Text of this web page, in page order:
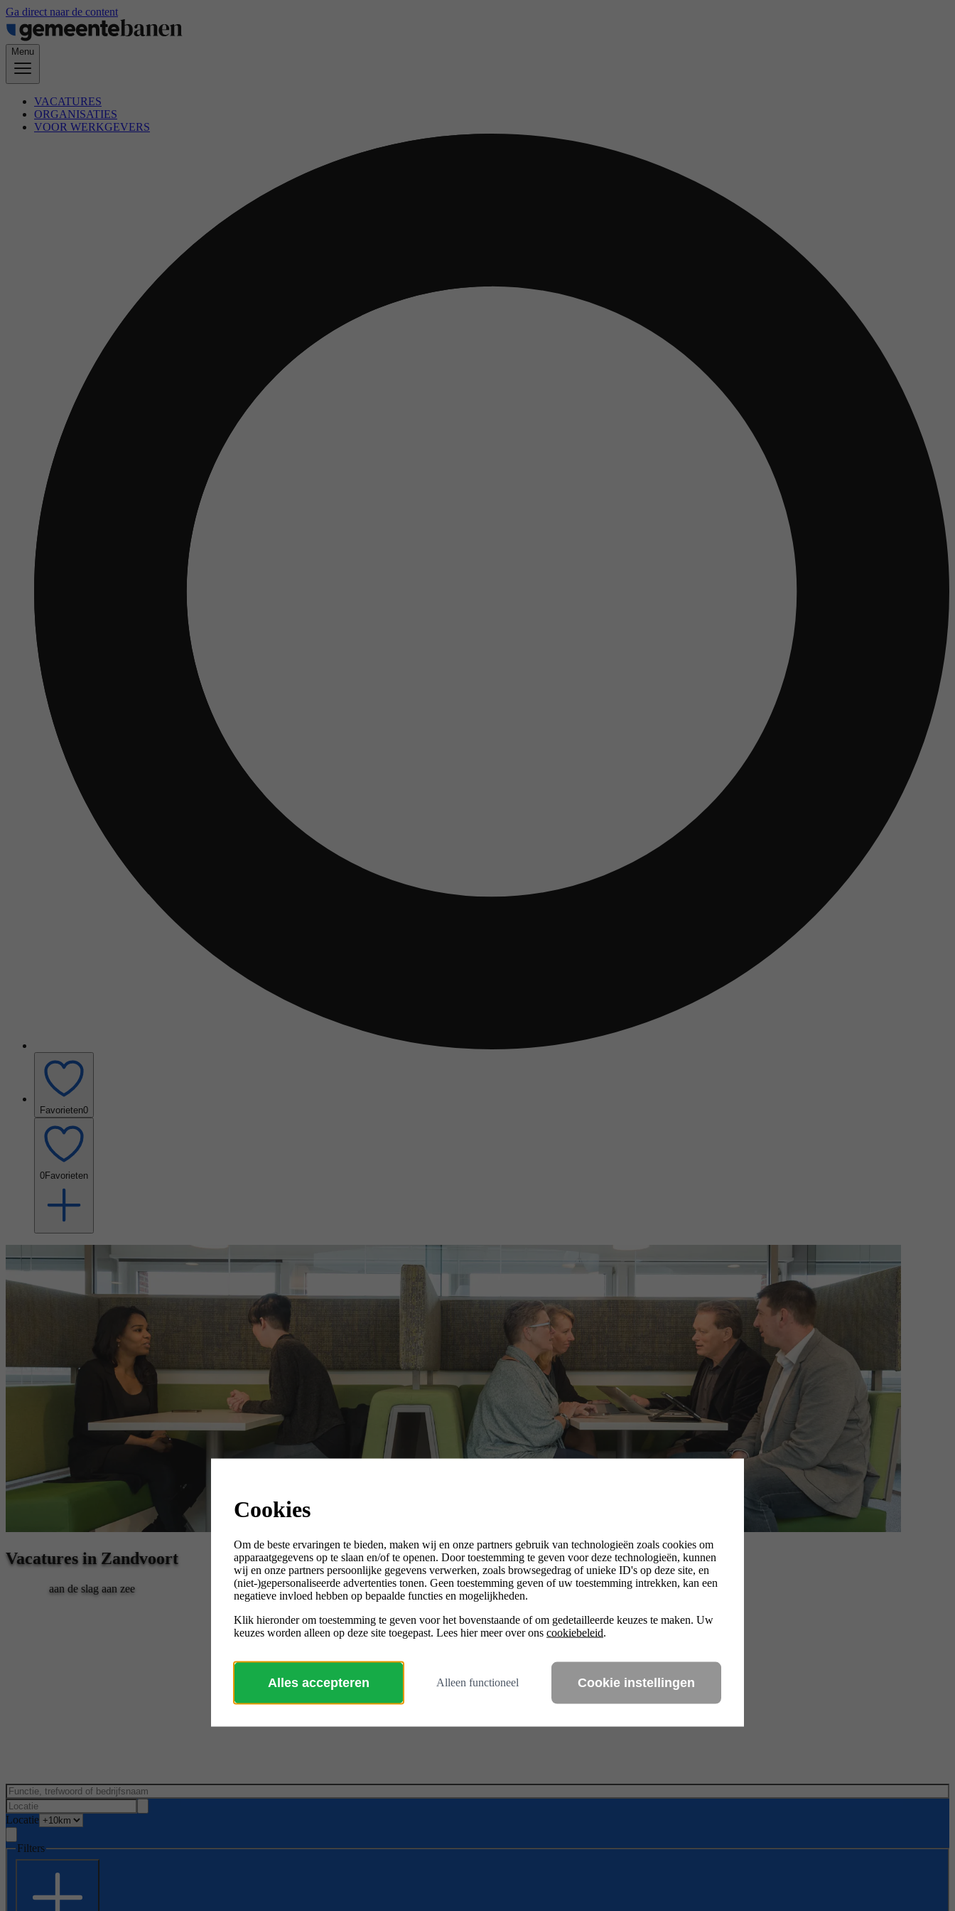
Ga direct naar de content
Menu
VACATURES
ORGANISATIES
VOOR WERKGEVERS
Favorieten0
0Favorieten
Vacatures in Zandvoort
aan de slag aan zee
Locatie
Filters
Cookies
Om de beste ervaringen te bieden, maken wij en onze partners gebruik van technologieën zoals cookies om
apparaatgegevens op te slaan en/of te openen. Door toestemming te geven voor deze technologieën, kunnen
wij en onze partners persoonlijke gegevens verwerken, zoals browsegedrag of unieke ID's op deze site, en
(niet-)gepersonaliseerde advertenties tonen. Geen toestemming geven of uw toestemming intrekken, kan een
negatieve invloed hebben op bepaalde functies en mogelijkheden.
Klik hieronder om toestemming te geven voor het bovenstaande of om gedetailleerde keuzes te maken. Uw
keuzes worden alleen op deze site toegepast. Lees hier meer over ons cookiebeleid.
Alles accepteren Alleen functioneel Cookie instellingen